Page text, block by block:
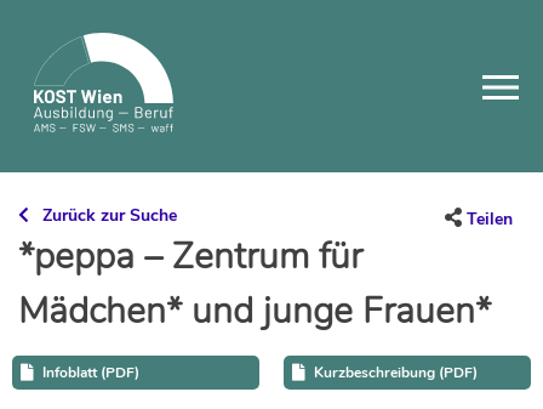
content
Zurück zur Suche
*peppa – Zentrum für
Mädchen* und junge Frauen*
Teilen
Infoblatt (PDF) Kurzbeschreibung (PDF)